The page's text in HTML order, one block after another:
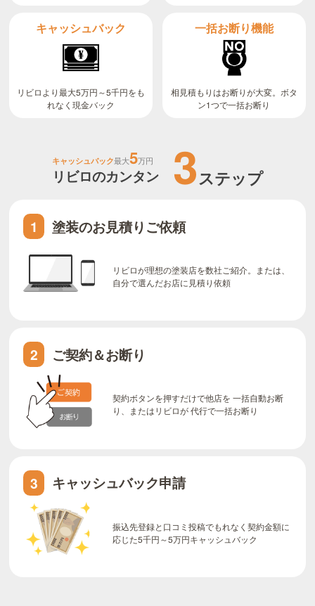
キャッシュバック
リビロより最大5万円～5千円をも
れなく現金バック
一括お断り機能
相見積もりはお断りが大変。ボタ
ン1つで一括お断り
キャッシュバック最大5万円
リビロのカンタン 3ステップ
1 塗装のお見積りご依頼
リビロが理想の塗装店を数社ご紹介。または、
自分で選んだお店に見積り依頼
2 ご契約＆お断り
契約ボタンを押すだけで他店を 一括自動お断
り、またはリビロが 代行で一括お断り
3 キャッシュバック申請
振込先登録と口コミ投稿でもれなく契約金額に
応じた5千円～5万円キャッシュバック